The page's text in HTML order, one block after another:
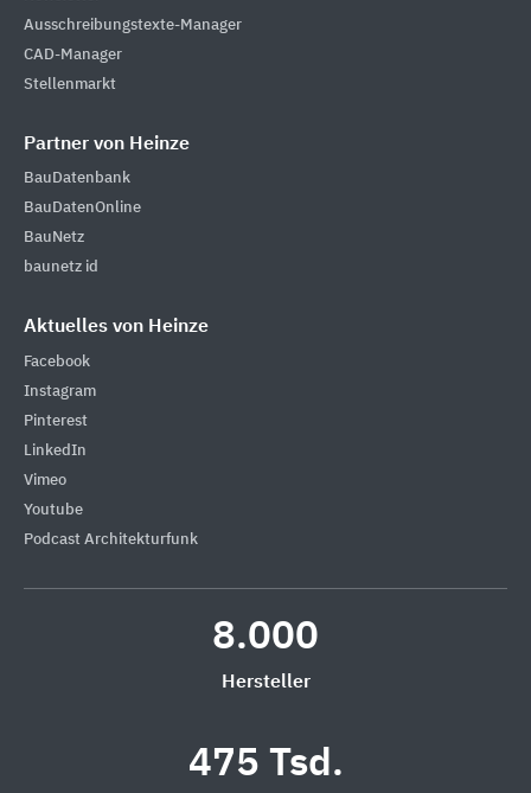
Ausschreibungstexte-Manager
CAD-Manager
Stellenmarkt
Partner von Heinze
BauDatenbank
BauDatenOnline
BauNetz
baunetz id
Aktuelles von Heinze
Facebook
Instagram
Pinterest
LinkedIn
Vimeo
Youtube
Podcast Architekturfunk
8.000
Hersteller
475 Tsd.